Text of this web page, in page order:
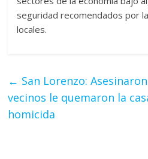
seguridad recomendados por
locales.
← San Lorenzo:
vecinos le quemaron la
homicida